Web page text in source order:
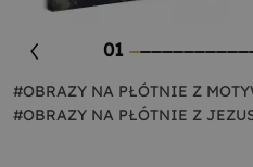
01
#OBRAZY NA PŁÓTNIE Z
#OBRAZY NA PŁÓTNIE Z